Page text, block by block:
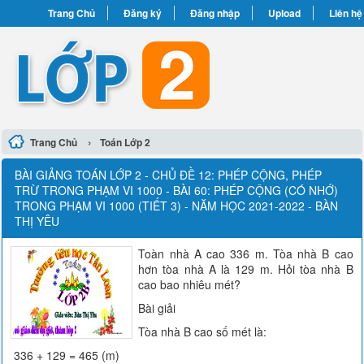
Trang Chủ Đăng ký Đăng nhập Upload Liên hệ
Trang Chủ › Toán Lớp 2
BÀI GIẢNG TOÁN LỚP 2 - CHỦ ĐỀ 12: PHÉP CỘNG, PHÉP
TRỪ TRONG PHẠM VI 1000 - BÀI 60: PHÉP CỘNG (CÓ NHỚ)
TRONG PHẠM VI 1000 (TIẾT 3) - NĂM HỌC 2021-2022 - BÀN
THỊ YÊU
Toàn nhà A cao 336 m. Tòa nhà B cao
hơn tòa nhà A là 129 m. Hỏi tòa nhà B
cao bao nhiêu mét?
Bài giải
Tòa nhà B cao số mét là:
336 + 129 = 465 (m)